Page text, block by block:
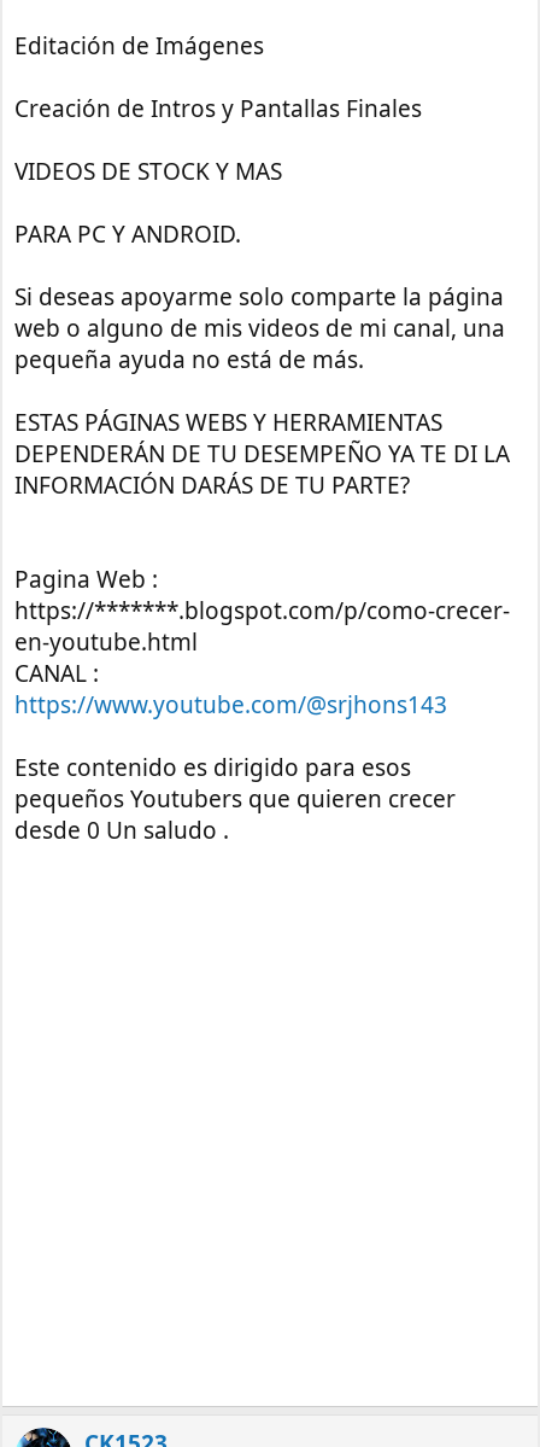
Editación de Imágenes
Creación de Intros y Pantallas Finales
VIDEOS DE STOCK Y MAS
PARA PC Y ANDROID.
Si deseas apoyarme solo comparte la página
web o alguno de mis videos de mi canal, una
pequeña ayuda no está de más.
ESTAS PÁGINAS WEBS Y HERRAMIENTAS
DEPENDERÁN DE TU DESEMPEÑO YA TE DI LA
INFORMACIÓN DARÁS DE TU PARTE?
Pagina Web :
https://*******.blogspot.com/p/como-crecer-
en-youtube.html
CANAL :
https://www.youtube.com/@srjhons143
Este contenido es dirigido para esos
pequeños Youtubers que quieren crecer
desde 0 Un saludo .